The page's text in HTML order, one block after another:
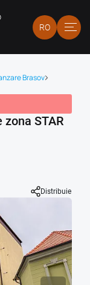
RO
Brasov
STAR
Distribuie